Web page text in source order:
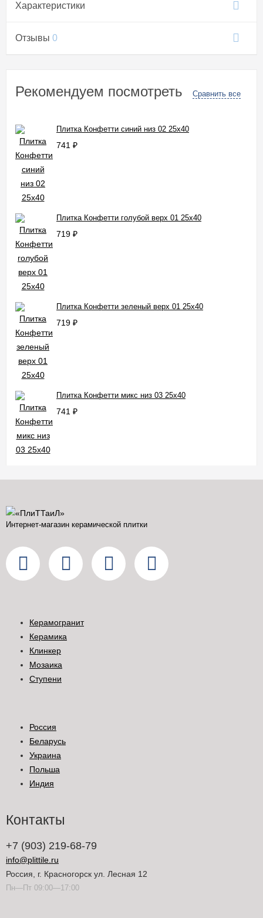
Характеристики
Отзывы 0
Рекомендуем посмотреть Сравнить все
Плитка Конфетти синий низ 02 25x40
741 ₽
Плитка Конфетти голубой верх 01 25x40
719 ₽
Плитка Конфетти зеленый верх 01 25x40
719 ₽
Плитка Конфетти микс низ 03 25x40
741 ₽
Интернет-магазин керамической плитки
Керамогранит
Керамика
Клинкер
Мозаика
Ступени
Россия
Беларусь
Украина
Польша
Индия
Контакты
+7 (903) 219-68-79
info@plittile.ru
Россия, г. Красногорск ул. Лесная 12
Пн—Пт 09:00—17:00